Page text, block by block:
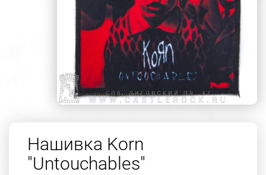
Нашивка Korn
"Untouchables"